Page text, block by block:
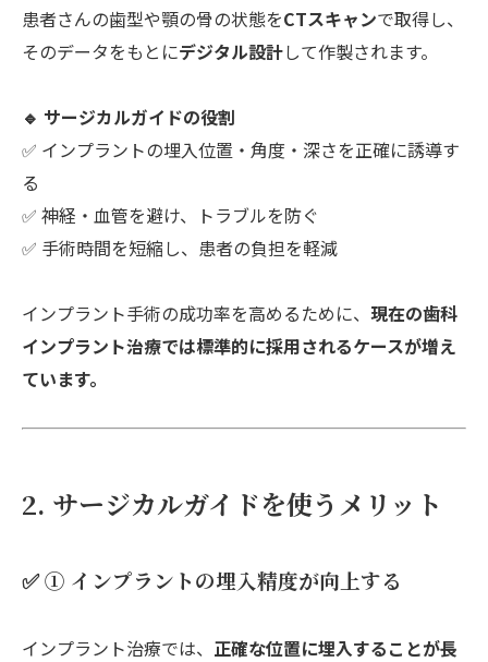
患者さんの歯型や顎の骨の状態をCTスキャンで取得し、
そのデータをもとにデジタル設計して作製されます。
🔹 サージカルガイドの役割
✅ インプラントの埋入位置・角度・深さを正確に誘導す
る
✅ 神経・血管を避け、トラブルを防ぐ
✅ 手術時間を短縮し、患者の負担を軽減
インプラント手術の成功率を高めるために、 現在の歯科
インプラント治療では標準的に採用されるケースが増え
ています。
2. サージカルガイドを使うメリット
✅ ① インプラントの埋入精度が向上する
インプラント治療では、 正確な位置に埋入することが長